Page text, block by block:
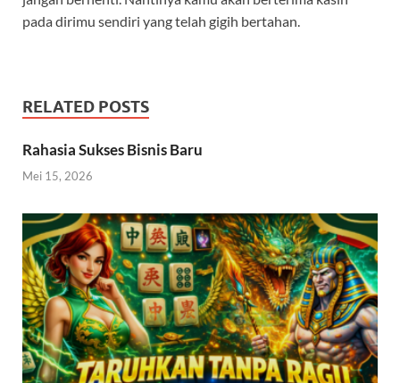
pada dirimu sendiri yang telah gigih bertahan.
RELATED POSTS
Rahasia Sukses Bisnis Baru
Mei 15, 2026